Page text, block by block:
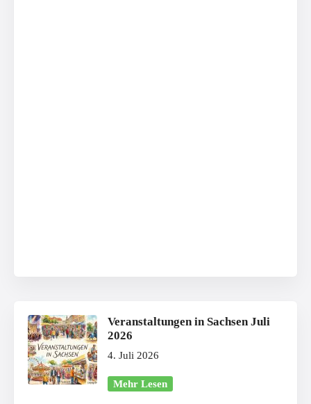
Veranstaltungen in Sachsen Juli
2026
4. Juli 2026
Mehr Lesen